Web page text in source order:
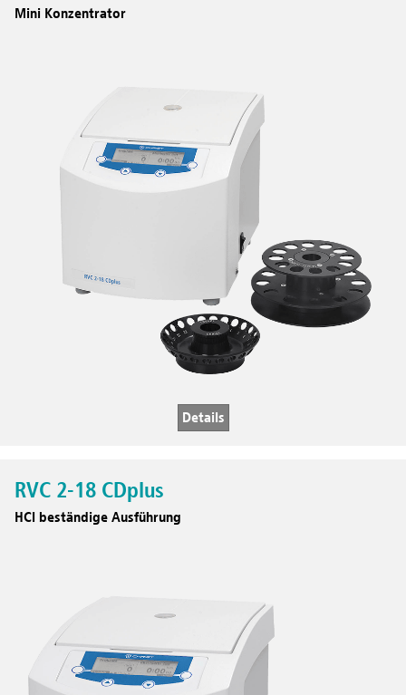
Mini Konzentrator
Details
RVC 2-18 CDplus
HCl beständige Ausführung